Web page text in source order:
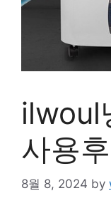
ilwoul
사용
8월 8, 2024 by